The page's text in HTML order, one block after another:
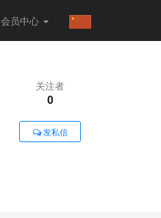
会员中心
关注者
0
发私信